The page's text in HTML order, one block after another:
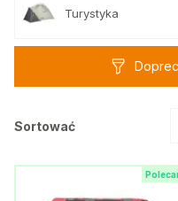
Turystyka
Sortować